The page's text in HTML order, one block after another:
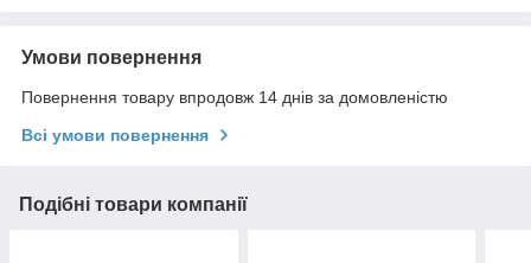
Умови повернення
Повернення товару впродовж 14 днів за домовленістю
Всі умови повернення
Подібні товари компанії